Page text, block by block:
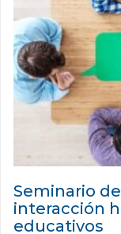
Seminario
interacción
educativos